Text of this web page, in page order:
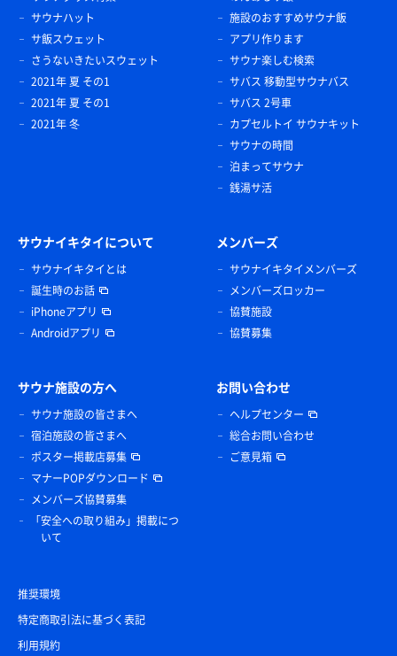
サウナハット
サ飯スウェット
さうないきたいスウェット
2021年 夏 その1
2021年 夏 その1
2021年 冬
施設のおすすめサウナ飯
アプリ作ります
サウナ楽しむ検索
サバス 移動型サウナバス
サバス 2号車
カプセルトイ サウナキット
サウナの時間
泊まってサウナ
銭湯サ活
サウナイキタイについて
サウナイキタイとは
誕生時のお話
iPhoneアプリ
Androidアプリ
メンバーズ
サウナイキタイメンバーズ
メンバーズロッカー
協賛施設
協賛募集
サウナ施設の方へ
サウナ施設の皆さまへ
宿泊施設の皆さまへ
ポスター掲載店募集
マナーPOPダウンロード
メンバーズ協賛募集
「安全への取り組み」掲載につ
いて
お問い合わせ
ヘルプセンター
総合お問い合わせ
ご意見箱
推奨環境
特定商取引法に基づく表記
利用規約